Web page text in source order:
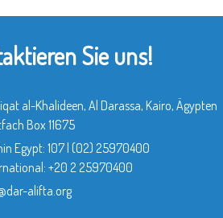
Sie uns!
al-Khalideen, Al Darassa, Kairo, Ägypten
Box 11675
Egypt: 107 (02) 25970400
+20 2 25970400
alifta.org